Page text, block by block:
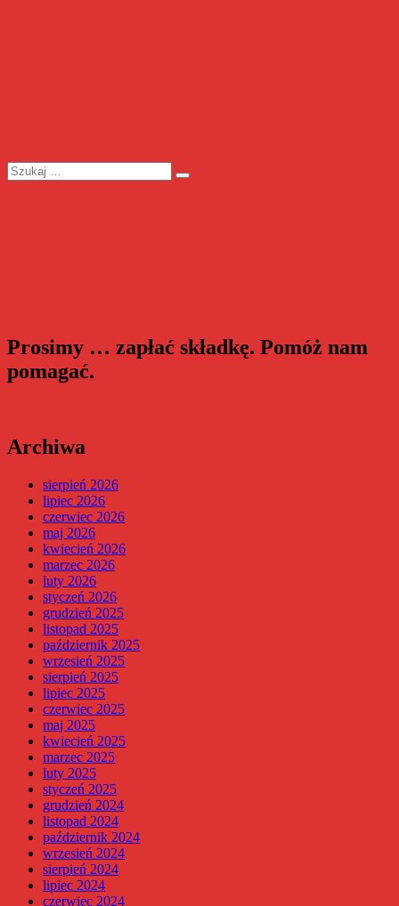
Szukaj:
Szukaj
Prosimy … zapłać składkę. Pomóż nam
pomagać.
Archiwa
sierpień 2026
lipiec 2026
czerwiec 2026
maj 2026
kwiecień 2026
marzec 2026
luty 2026
styczeń 2026
grudzień 2025
listopad 2025
październik 2025
wrzesień 2025
sierpień 2025
lipiec 2025
czerwiec 2025
maj 2025
kwiecień 2025
marzec 2025
luty 2025
styczeń 2025
grudzień 2024
listopad 2024
październik 2024
wrzesień 2024
sierpień 2024
lipiec 2024
czerwiec 2024